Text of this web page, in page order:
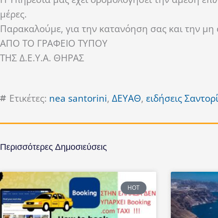
μέρες.
Παρακαλούμε, για την κατανόηση σας και την
ΑΠΟ ΤΟ ΓΡΑΦΕΙΟ ΤΥΠΟΥ
ΤΗΣ Δ.Ε.Υ.Α. ΘΗΡΑΣ
Ετικέτες: nea santorini, ΔΕΥΑΘ, ειδήσεις
Περισσότερες Δημοσιεύσεις
HOT